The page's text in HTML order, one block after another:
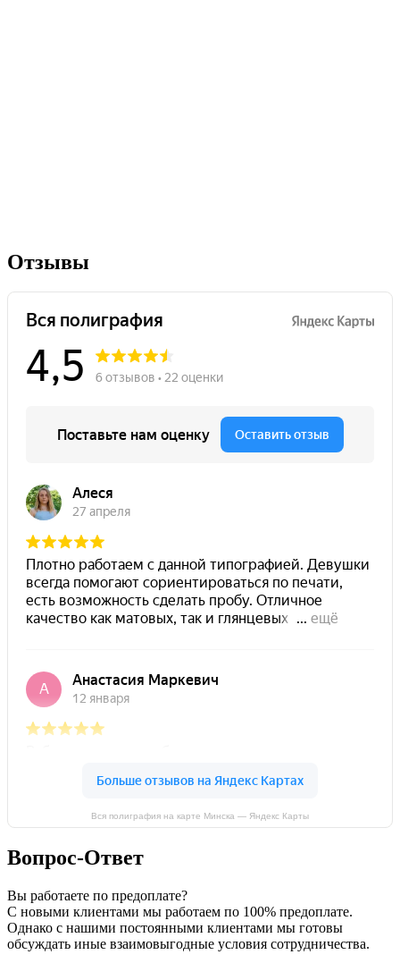
Отзывы
Вся полиграфия на карте Минска — Яндекс Карты
Вопрос-Ответ
Вы работаете по предоплате?
С новыми клиентами мы работаем по 100% предоплате.
Однако с нашими постоянными клиентами мы готовы
обсуждать иные взаимовыгодные условия сотрудничества.